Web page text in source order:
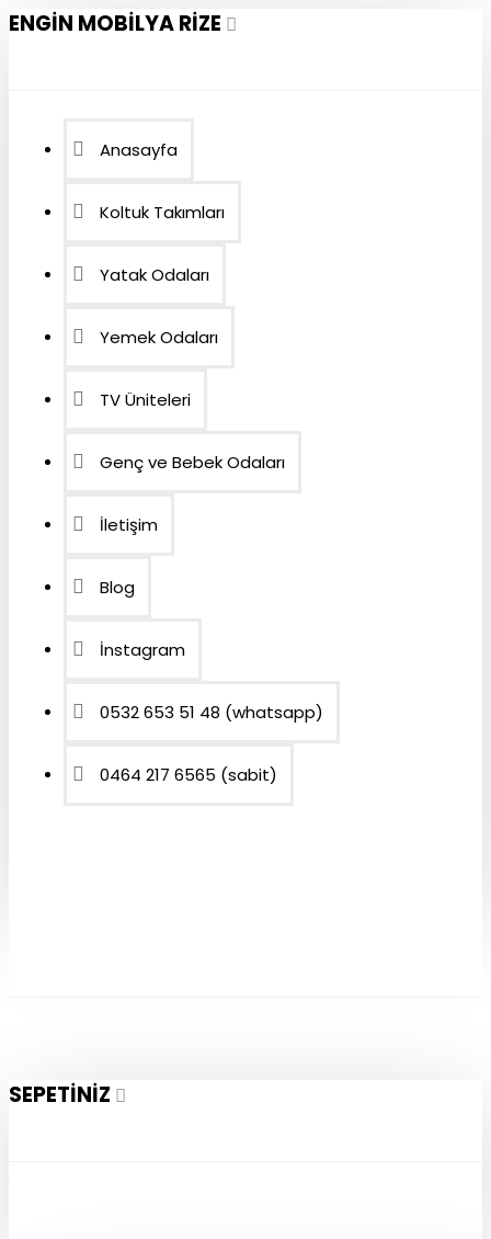
ENGIN MOBILYA RIZE
Anasayfa
Koltuk Takımları
Yatak Odaları
Yemek Odaları
TV Üniteleri
Genç ve Bebek Odaları
İletişim
Blog
İnstagram
0532 653 51 48 (whatsapp)
0464 217 6565 (sabit)
SEPETINIZ